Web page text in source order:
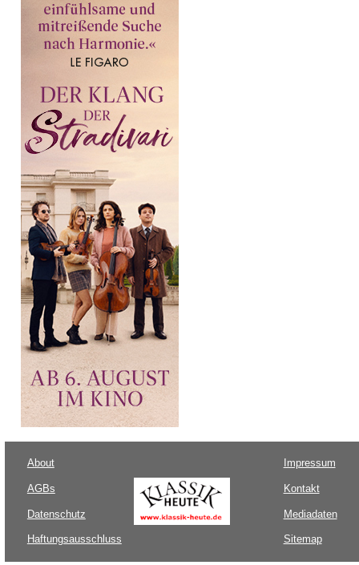
About
AGBs
Datenschutz
Haftungsausschluss
Impressum
Kontakt
Mediadaten
Sitemap